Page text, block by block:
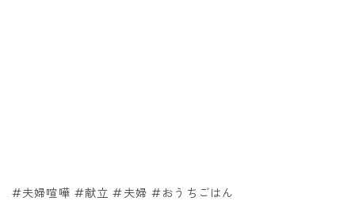
#夫婦喧嘩 #献立 #夫婦 #おうちごはん